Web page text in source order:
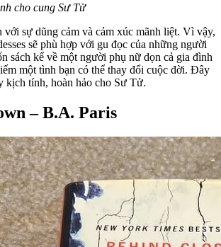
cho cung Sư Tử
với sự dũng cảm và cảm xúc mãnh liệt. Vì vậy,
sẽ phù hợp với gu đọc của những người
sách kể về một người phụ nữ dọn cả gia đình
một tình bạn có thể thay đổi cuộc đời. Đây
kịch tính, hoàn hảo cho Sư Tử.
– B.A. Paris